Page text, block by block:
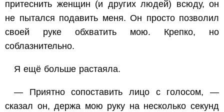
притеснить женщин (и других людей) всюду, он
не пытался подавить меня. Он просто позволил
своей руке обхватить мою. Крепко, но
соблазнительно.
Я ещё больше растаяла.
— Приятно сопоставить лицо с голосом, —
сказал он, держа мою руку на несколько секунд